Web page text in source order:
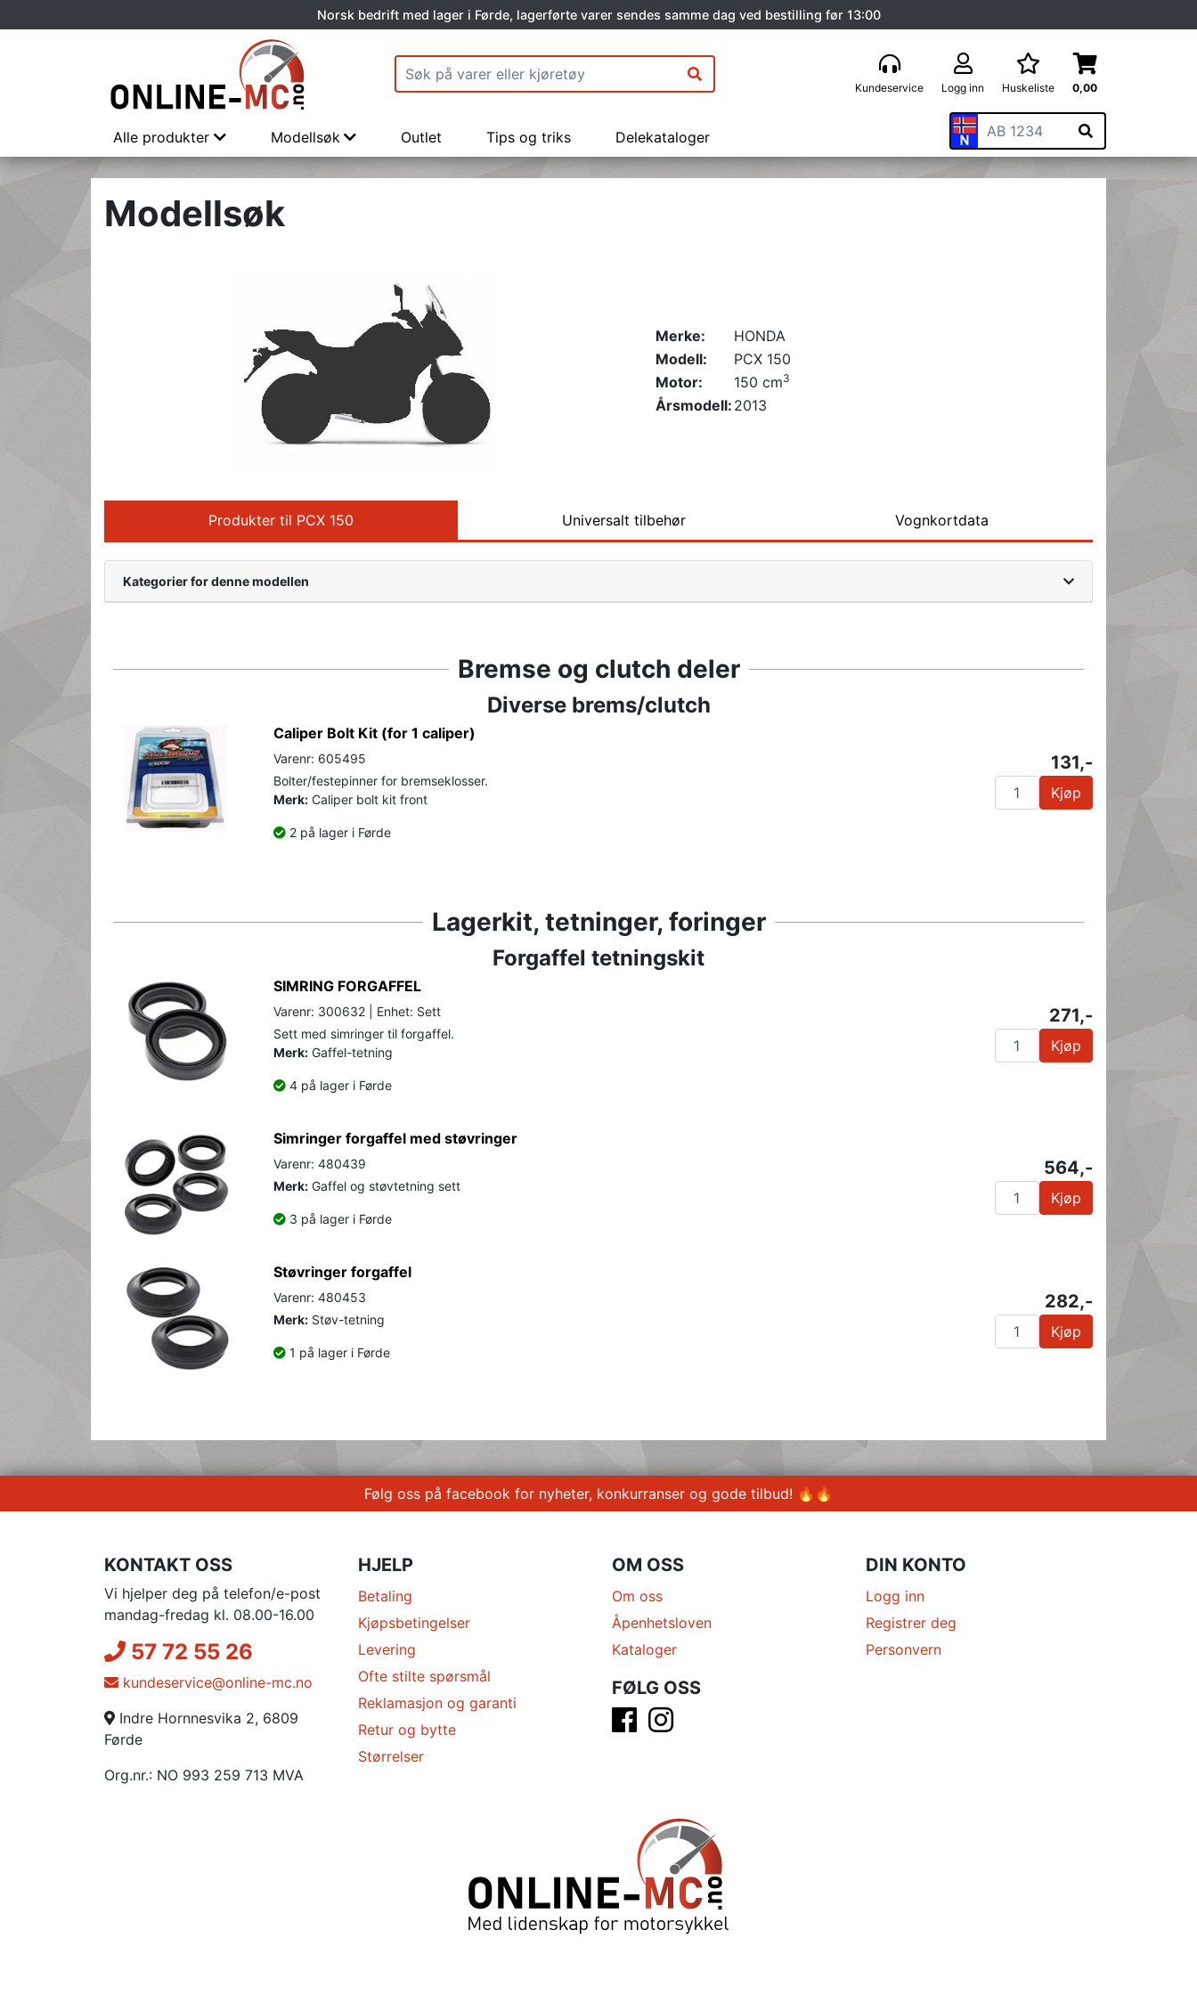
Norsk bedrift med lager i Førde, lagerførte varer sendes samme dag ved bestilling før 13:00
Kundeservice Logg inn Huskeliste 0,00
Alle produkter Modellsøk Outlet Tips og triks Delekataloger
Modellsøk
Merke:
HONDA
Modell:
PCX 150
Motor:
150 cm3
Årsmodell: 2013
Produkter til PCX 150 Universalt tilbehør Vognkortdata
Kategorier for denne modellen
Bremse og clutch deler
Diverse brems/clutch
Caliper Bolt Kit (for 1 caliper)
Varenr: 605495
Bolter/festepinner for bremseklosser.
Merk: Caliper bolt kit front
2 på lager i Førde
131,-
Kjøp
Lagerkit, tetninger, foringer
Forgaffel tetningskit
SIMRING FORGAFFEL
Varenr: 300632 | Enhet: Sett
Sett med simringer til forgaffel.
Merk: Gaffel-tetning
4 på lager i Førde
271,-
Kjøp
Simringer forgaffel med støvringer
Varenr: 480439
Merk: Gaffel og støvtetning sett
3 på lager i Førde
564,-
Kjøp
Støvringer forgaffel
Varenr: 480453
Merk: Støv-tetning
1 på lager i Førde
282,-
Kjøp
Følg oss på facebook for nyheter, konkurranser og gode tilbud! 🔥🔥
KONTAKT OSS
Vi hjelper deg på telefon/e-post
mandag-fredag kl. 08.00-16.00
57 72 55 26
kundeservice@online-mc.no
Indre Hornnesvika 2, 6809
Førde
Org.nr.: NO 993 259 713 MVA
HJELP
Betaling
Kjøpsbetingelser
Levering
Ofte stilte spørsmål
Reklamasjon og garanti
Retur og bytte
Størrelser
OM OSS
Om oss
Åpenhetsloven
Kataloger
FØLG OSS
DIN KONTO
Logg inn
Registrer deg
Personvern